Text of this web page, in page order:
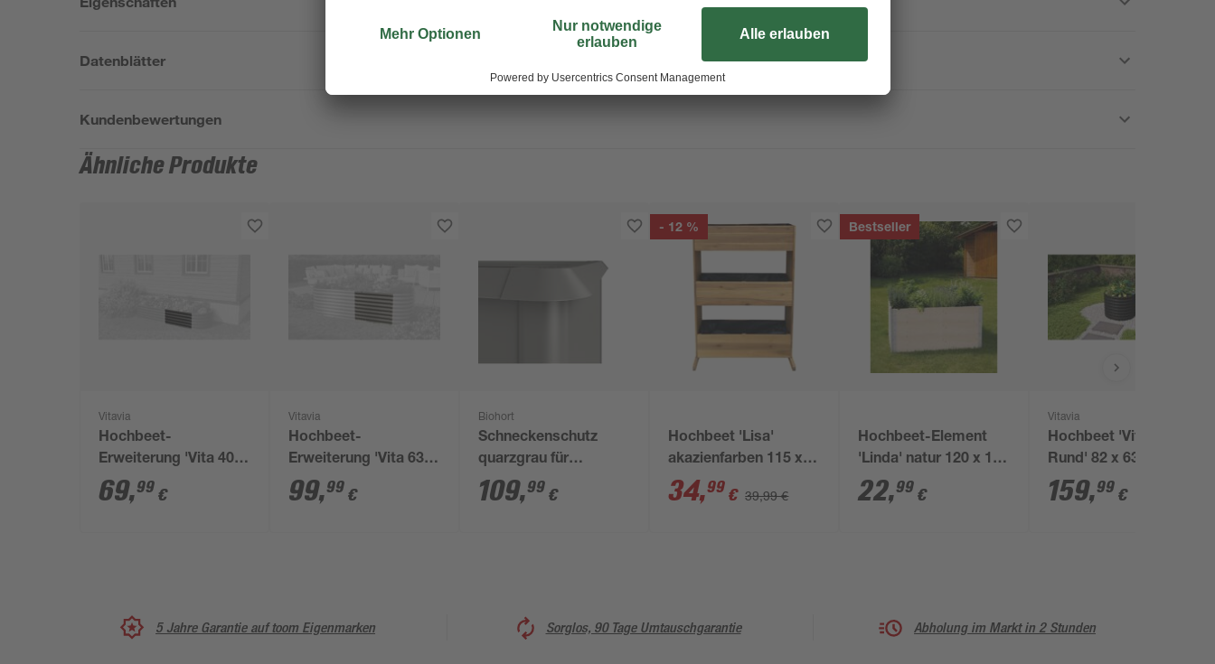
Datenblätter
Kundenbewertungen
Ähnliche Produkte
Vitavia
Hochbeet-
Erweiterung 'Vita 401
Stretched' 80 x 40 cm
schwarz
69,99 €
Vitavia
Hochbeet-
Erweiterung 'Vita 630
Stretched' 80 x 63 cm
granitfarben
99,99 €
Biohort
Schneckenschutz
quarzgrau für
Hochbeet 1,5 x 1,5 m
109,99 €
- 12 %
Hochbeet 'Lisa'
akazienfarben 115 x
70 x 40,5 cm
34,99 € 39,99 €
Bestseller
Hochbeet-Element
'Linda' natur 120 x 19
x 80 cm
22,99 €
Vitavia
Hochbeet 'Vita 630
Rund' 82 x 63 x 82 cm
schwarz
159,99 €
5 Jahre Garantie auf toom Eigenmarken Sorglos, 90 Tage Umtauschgarantie Abholung im Markt in 2 Stunden